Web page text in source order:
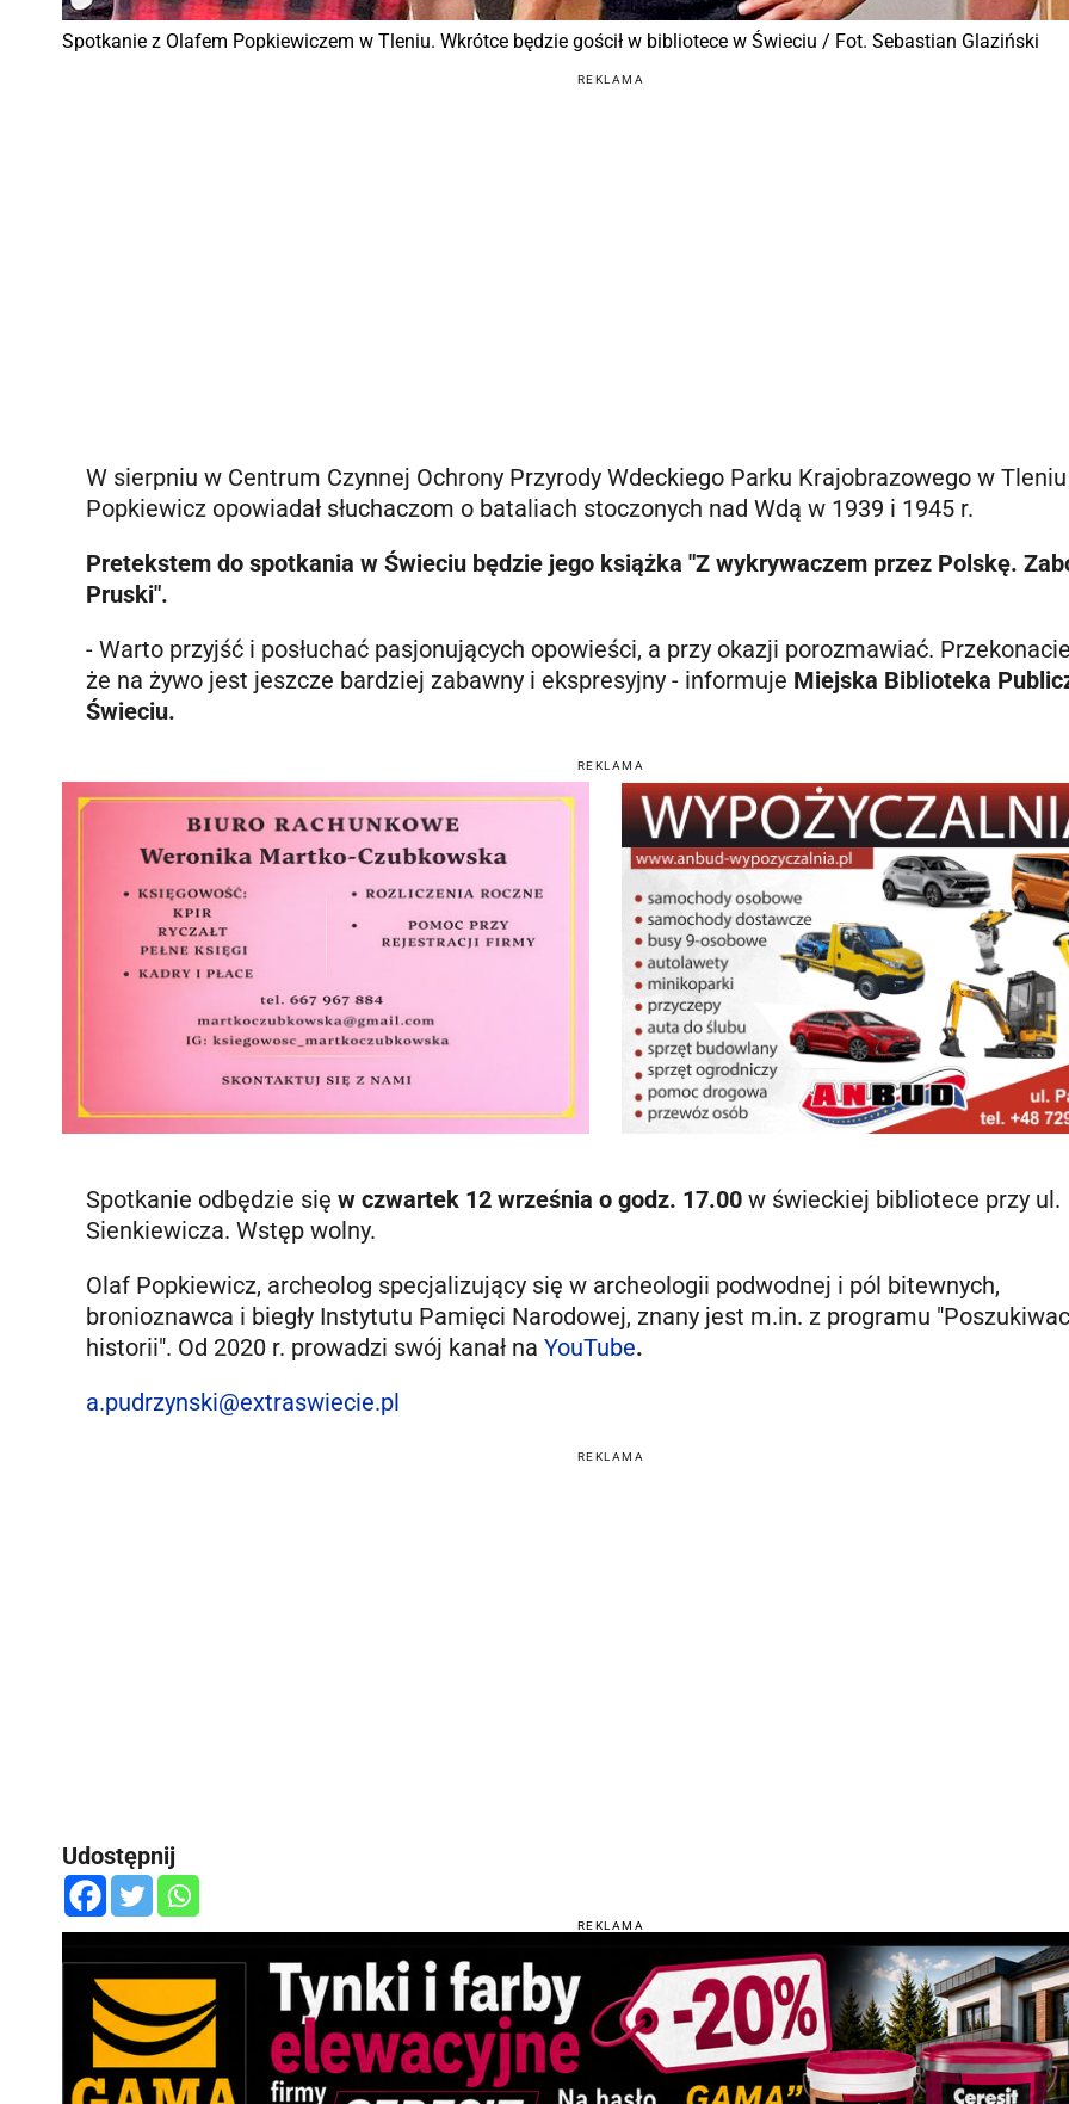
Spotkanie z Olafem Popkiewiczem w Tleniu. Wkrótce będzie gościł w bibliotece w Świeciu / Fot. Sebastian Glaziński
REKLAMA
W sierpniu w Centrum Czynnej Ochrony Przyrody Wdeckiego Parku Krajobrazowego w
Popkiewicz opowiadał słuchaczom o bataliach stoczonych nad Wdą w 1939 i 1945 r.
Pretekstem do spotkania w Świeciu będzie jego książka "Z wykrywaczem przez Polskę.
Pruski".
- Warto przyjść i posłuchać pasjonujących opowieści, a przy okazji porozmawiać.
że na żywo jest jeszcze bardziej zabawny i ekspresyjny - informuje Miejska Biblioteka
Świeciu.
REKLAMA
Spotkanie odbędzie się w czwartek 12 września o godz. 17.00 w świeckiej bibliotece przy ul.
Sienkiewicza. Wstęp wolny.
Olaf Popkiewicz, archeolog specjalizujący się w archeologii podwodnej i pól bitewnych,
bronioznawca i biegły Instytutu Pamięci Narodowej, znany jest m.in. z programu
historii". Od 2020 r. prowadzi swój kanał na YouTube.
a.pudrzynski@extraswiecie.pl
REKLAMA
Udostępnij
REKLAMA